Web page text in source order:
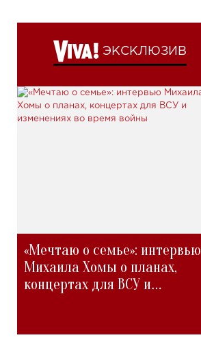
ЭКСКЛЮЗИВ
«Мечтаю о семье»: интервью
Михаила Хомы о планах,
концертах для ВСУ и